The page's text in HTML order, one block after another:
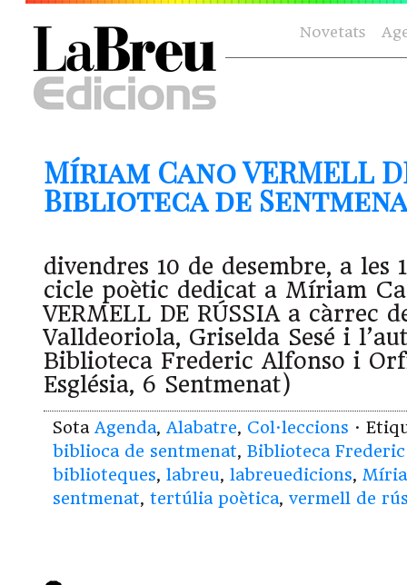
Novetats
Míriam Cano VERMELL
Biblioteca de Sentmenat
divendres 10 de desembre, a les
cicle poètic dedicat a Míriam
VERMELL DE RÚSSIA a càrrec
Valldeoriola, Griselda Sesé i
Biblioteca Frederic Alfonso i
Església, 6 Sentmenat)
Sota Agenda, Alabatre, Col·leccions ·
biblioca de sentmenat, Biblioteca
biblioteques, labreu, labreuedicions,
sentmenat, tertúlia poètica, vermell de